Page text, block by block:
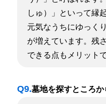
しゅ）」といって縁
元気なうちにゆっく
が増えています。残
できる点もメリットで
Q9.墓地を探すところ